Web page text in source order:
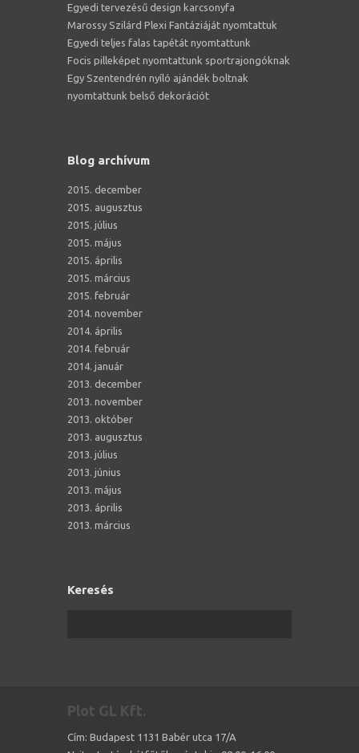
Egyedi tervezésű design karcsonyfa
Marossy Szilárd Plexi Fantáziáját nyomtattuk
Egyedi teljes falas tapétát nyomtattunk
Focis pilleképet nyomtattunk sportrajongóknak
Egy Szentendrén nyíló ajándék boltnak
nyomtattunk belső dekorációt
Blog archívum
2015. december
2015. augusztus
2015. július
2015. május
2015. április
2015. március
2015. február
2014. november
2014. április
2014. február
2014. január
2013. december
2013. november
2013. október
2013. augusztus
2013. július
2013. június
2013. május
2013. április
2013. március
Keresés
Plot GL Kft.
Cím: Budapest 1131 Babér utca 17/A